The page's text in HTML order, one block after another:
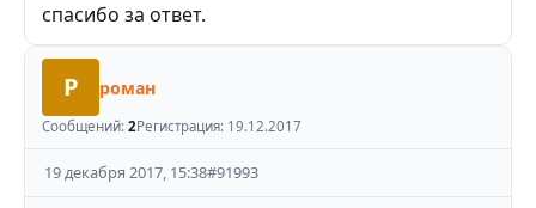
спасибо за ответ.
Р роман
Сообщений: 2Регистрация: 19.12.2017
19 декабря 2017, 15:38#91993